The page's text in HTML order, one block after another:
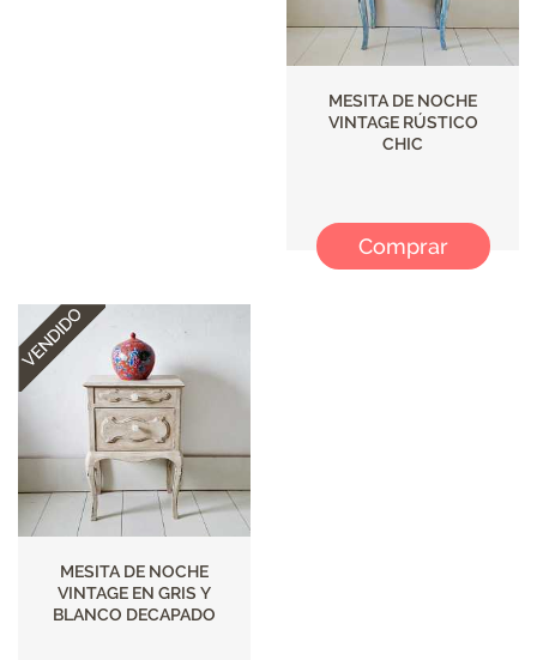
MESITA DE NOCHE
VINTAGE RÚSTICO
CHIC
Comprar
MESITA DE NOCHE
VINTAGE EN GRIS Y
BLANCO DECAPADO